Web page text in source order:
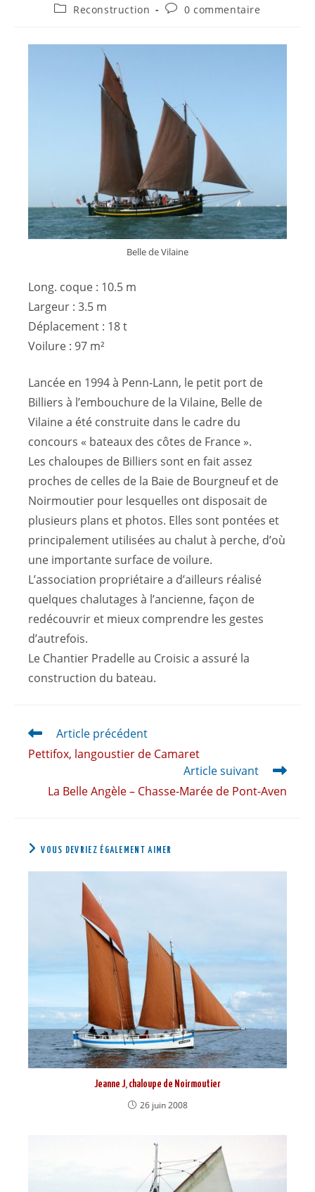
Reconstruction
0 commentaire
Belle de Vilaine
Long. coque : 10.5 m
Largeur : 3.5 m
Déplacement : 18 t
Voilure : 97 m²
Lancée en 1994 à Penn-Lann, le petit port de
Billiers à l’embouchure de la Vilaine, Belle de
Vilaine a été construite dans le cadre du
concours « bateaux des côtes de France ».
Les chaloupes de Billiers sont en fait assez
proches de celles de la Baie de Bourgneuf et de
Noirmoutier pour lesquelles ont disposait de
plusieurs plans et photos. Elles sont pontées et
principalement utilisées au chalut à perche, d’où
une importante surface de voilure.
L’association propriétaire a d’ailleurs réalisé
quelques chalutages à l’ancienne, façon de
redécouvrir et mieux comprendre les gestes
d’autrefois.
Le Chantier Pradelle au Croisic a assuré la
construction du bateau.
Article précédent
Pettifox, langoustier de Camaret
Article suivant
La Belle Angèle – Chasse-Marée de Pont-Aven
VOUS DEVRIEZ ÉGALEMENT AIMER
Jeanne J, chaloupe de Noirmoutier
26 juin 2008